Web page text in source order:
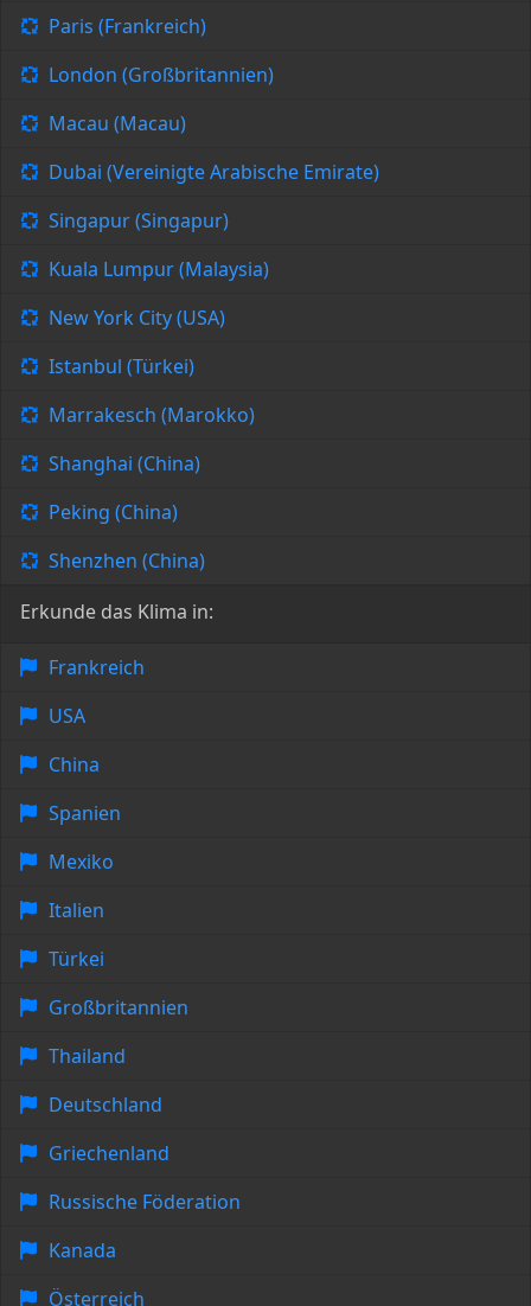
Paris (Frankreich)
London (Großbritannien)
Macau (Macau)
Dubai (Vereinigte Arabische Emirate)
Singapur (Singapur)
Kuala Lumpur (Malaysia)
New York City (USA)
Istanbul (Türkei)
Marrakesch (Marokko)
Shanghai (China)
Peking (China)
Shenzhen (China)
Erkunde das Klima in:
Frankreich
USA
China
Spanien
Mexiko
Italien
Türkei
Großbritannien
Thailand
Deutschland
Griechenland
Russische Föderation
Kanada
Österreich